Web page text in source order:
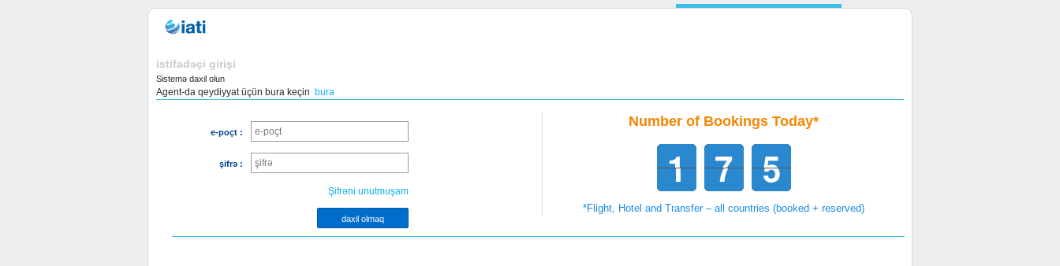
istifadəçi girişi
Sistemə daxil olun
Agent-da qeydiyyat üçün bura keçin bura
e-poçt :
şifrə :
Şifrəni unutmuşam
Number of Bookings Today*
1
1
1 6
7
7 4
5
5
*Flight, Hotel and Transfer – all countries (booked + reserved)